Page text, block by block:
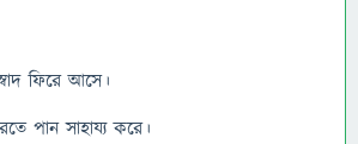
ফিরে আসে।
পান সাহায্য করে।